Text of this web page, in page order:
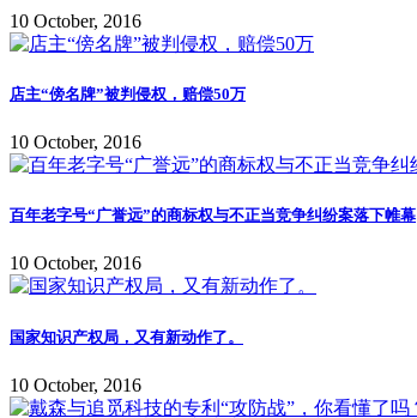
10 October, 2016
店主“傍名牌”被判侵权，赔偿50万
10 October, 2016
百年老字号“广誉远”的商标权与不正当竞争纠纷案落下帷幕
10 October, 2016
国家知识产权局，又有新动作了。
10 October, 2016